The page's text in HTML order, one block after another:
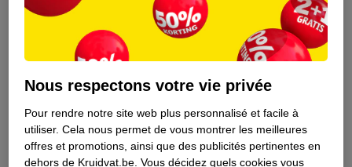
Nous respectons votre vie privée
Pour rendre notre site web plus personnalisé et facile à
utiliser. Cela nous permet de vous montrer les meilleures
offres et promotions, ainsi que des publicités pertinentes en
dehors de Kruidvat.be. Vous décidez quels cookies vous